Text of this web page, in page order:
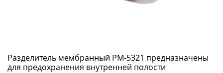
Разделитель мембранный РМ-5321 предназначены
для предохранения внутренней полости